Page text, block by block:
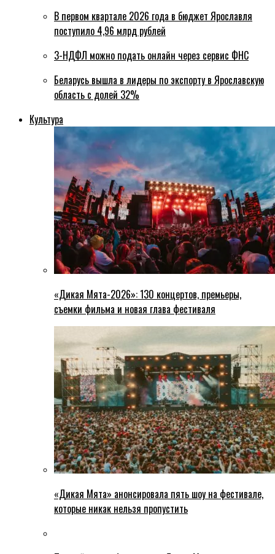
В первом квартале 2026 года в бюджет Ярославля
поступило 4,96 млрд рублей
3-НДФЛ можно подать онлайн через сервис ФНС
Беларусь вышла в лидеры по экспорту в Ярославскую
область с долей 32%
Культура
«Дикая Мята-2026»: 130 концертов, премьеры,
съемки фильма и новая глава фестиваля
«Дикая Мята» анонсировала пять шоу на фестивале,
которые никак нельзя пропустить